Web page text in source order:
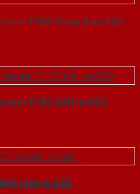
P1R5 Xoan Đào-SGD
P1R2 ASH-a-SGD
a-SGD